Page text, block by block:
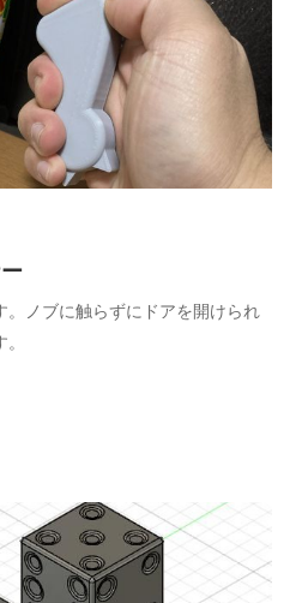
。ノブに触らずにドアを開けられ